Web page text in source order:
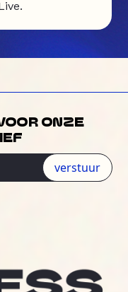
ONZE
verstuur